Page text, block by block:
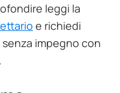
leggi la
e richiedi
impegno con